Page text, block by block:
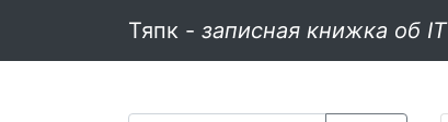
Тяпк - записная книжка об IT